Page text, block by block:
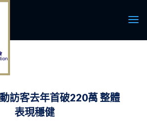
訪客去年首破220萬 整體
表現穩健